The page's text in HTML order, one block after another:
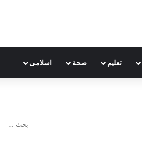
تعليم صحة اسلامى